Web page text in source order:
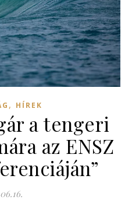
, HÍREK
a tengeri
az ENSZ